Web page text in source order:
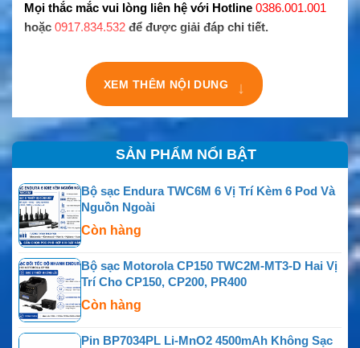
Mọi thắc mắc vui lòng liên hệ với Hotline 0386.001.001
hoặc 0917.834.532 để được giải đáp chi tiết.
XEM THÊM NỘI DUNG ↓
SẢN PHẨM NỔI BẬT
Bộ sạc Endura TWC6M 6 Vị Trí Kèm 6 Pod Và
Nguồn Ngoài
Còn hàng
Bộ sạc Motorola CP150 TWC2M-MT3-D Hai Vị
Trí Cho CP150, CP200, PR400
Còn hàng
Pin BP7034PL Li-MnO2 4500mAh Không Sạc